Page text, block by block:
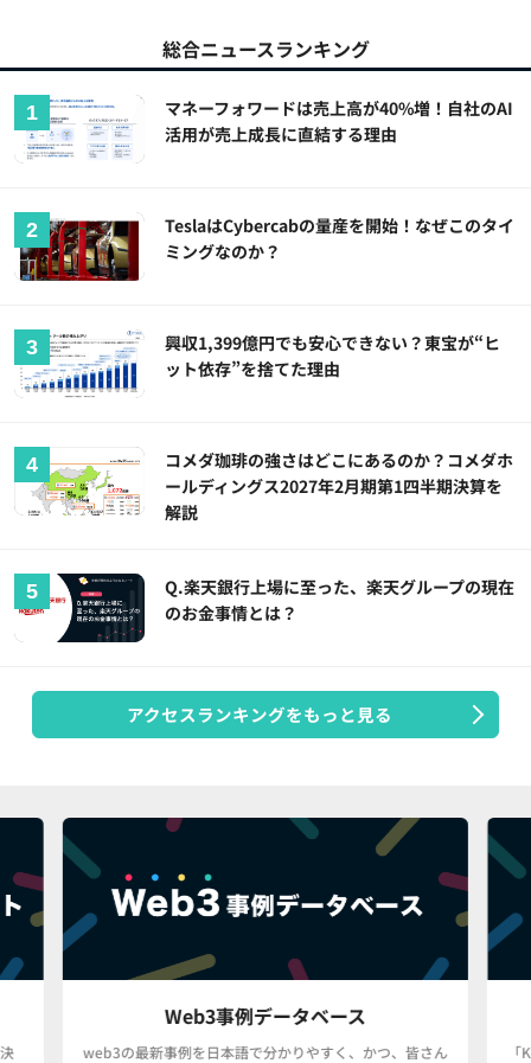
総合ニュースランキング
マネーフォワードは売上高が40%増！自社のAI
活用が売上成長に直結する理由
TeslaはCybercabの量産を開始！なぜこのタイ
ミングなのか？
興収1,399億円でも安心できない？東宝が“ヒ
ット依存”を捨てた理由
コメダ珈琲の強さはどこにあるのか？コメダホ
ールディングス2027年2月期第1四半期決算を
解説
Q.楽天銀行上場に至った、楽天グループの現在
のお金事情とは？
アクセスランキングをもっと見る
Web3事例データベース
web3の最新事例を日本語で分かりやすく、かつ、皆さん